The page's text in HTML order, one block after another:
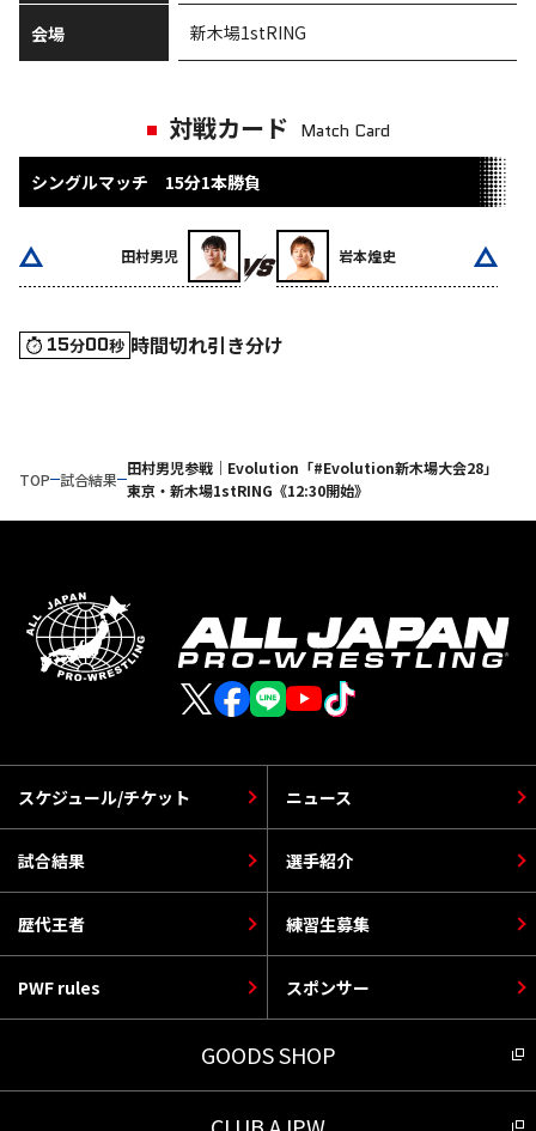
会場 新木場1stRING
対戦カード Match Card
シングルマッチ 15分1本勝負
田村男児 岩本煌史
15分00秒 時間切れ引き分け
TOP 試合結果
田村男児参戦｜Evolution「#Evolution新木場大会28」
東京・新木場1stRING《12:30開始》
スケジュール/チケット
選手紹介
PWF rules
ニュース
歴代王者
スポンサー
試合結果
練習生募集
GOODS SHOP